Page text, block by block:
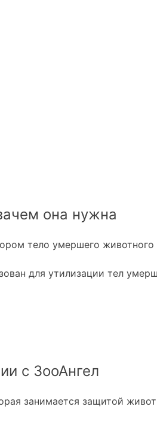
она нужна
тело умершего животного
для утилизации тел
с ЗооАнгел
занимается защитой